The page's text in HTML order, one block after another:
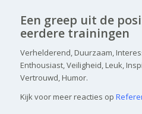
Een greep uit de
eerdere trainingen
Verhelderend, Duurzaam,
Enthousiast, Veiligheid, Leuk,
Vertrouwd, Humor.
Kijk voor meer reacties op